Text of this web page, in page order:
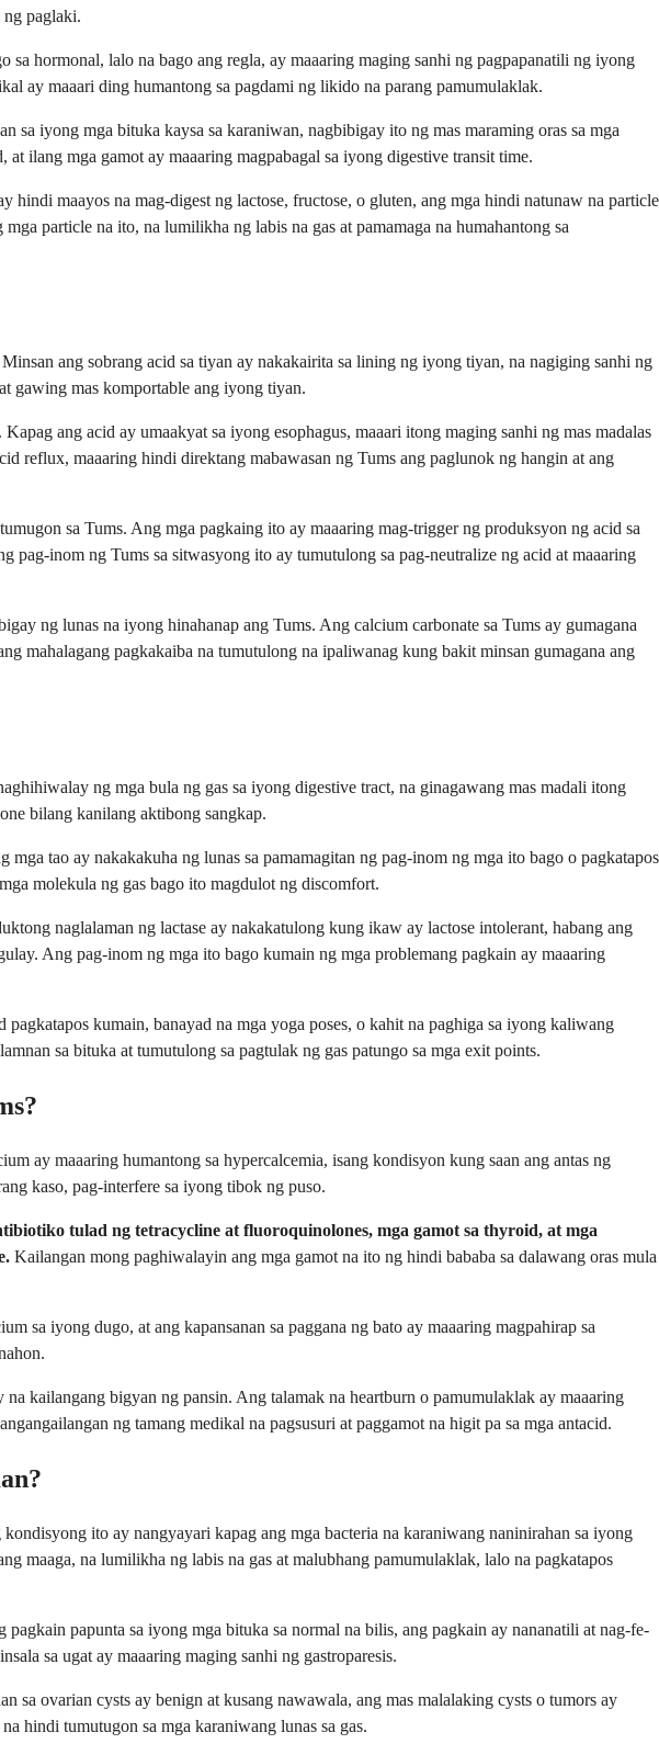
paglaki.
sa hormonal, lalo na bago ang regla, ay maaaring maging sanhi ng pagpapanatili ng iyong
ay maaari ding humantong sa pagdami ng likido na parang pamumulaklak.
sa iyong mga bituka kaysa sa karaniwan, nagbibigay ito ng mas maraming oras sa mga
ilang mga gamot ay maaaring magpabagal sa iyong digestive transit time.
hindi maayos na mag-digest ng lactose, fructose, o gluten, ang mga hindi natunaw na particle
particle na ito, na lumilikha ng labis na gas at pamamaga na humahantong sa
ang sobrang acid sa tiyan ay nakakairita sa lining ng iyong tiyan, na nagiging sanhi ng
gawing mas komportable ang iyong tiyan.
ang acid ay umaakyat sa iyong esophagus, maaari itong maging sanhi ng mas madalas
reflux, maaaring hindi direktang mabawasan ng Tums ang paglunok ng hangin at ang
sa Tums. Ang mga pagkaing ito ay maaaring mag-trigger ng produksyon ng acid sa
inom ng Tums sa sitwasyong ito ay tumutulong sa pag-neutralize ng acid at maaaring
ng lunas na iyong hinahanap ang Tums. Ang calcium carbonate sa Tums ay gumagana
mahalagang pagkakaiba na tumutulong na ipaliwanag kung bakit minsan gumagana ang
ng mga bula ng gas sa iyong digestive tract, na ginagawang mas madali itong
bilang kanilang aktibong sangkap.
tao ay nakakakuha ng lunas sa pamamagitan ng pag-inom ng mga ito bago o pagkatapos
molekula ng gas bago ito magdulot ng discomfort.
naglalaman ng lactase ay nakakatulong kung ikaw ay lactose intolerant, habang ang
Ang pag-inom ng mga ito bago kumain ng mga problemang pagkain ay maaaring
kumain, banayad na mga yoga poses, o kahit na paghiga sa iyong kaliwang
sa bituka at tumutulong sa pagtulak ng gas patungo sa mga exit points.
ay maaaring humantong sa hypercalcemia, isang kondisyon kung saan ang antas ng
kaso, pag-interfere sa iyong tibok ng puso.
tulad ng tetracycline at fluoroquinolones, mga gamot sa thyroid, at mga
Kailangan mong paghiwalayin ang mga gamot na ito ng hindi bababa sa dalawang oras mula
sa iyong dugo, at ang kapansanan sa paggana ng bato ay maaaring magpahirap sa
kailangang bigyan ng pansin. Ang talamak na heartburn o pamumulaklak ay maaaring
ng tamang medikal na pagsusuri at paggamot na higit pa sa mga antacid.
ito ay nangyayari kapag ang mga bacteria na karaniwang naninirahan sa iyong
maaga, na lumilikha ng labis na gas at malubhang pamumulaklak, lalo na pagkatapos
papunta sa iyong mga bituka sa normal na bilis, ang pagkain ay nananatili at nag-fe-
sa ugat ay maaaring maging sanhi ng gastroparesis.
sa ovarian cysts ay benign at kusang nawawala, ang mas malalaking cysts o tumors ay
hindi tumutugon sa mga karaniwang lunas sa gas.